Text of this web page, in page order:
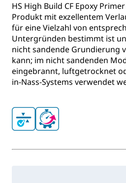
HS High Build CF Epoxy
Produkt mit exzellentem
für eine Vielzahl von
Untergründen bestimmt ist
nicht sandende Grundierung
kann; im nicht sandenden
eingebrannt, luftgetrocknet
in-Nass-Systems verwendet